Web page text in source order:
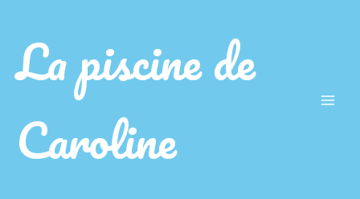
La piscine de
Caroline